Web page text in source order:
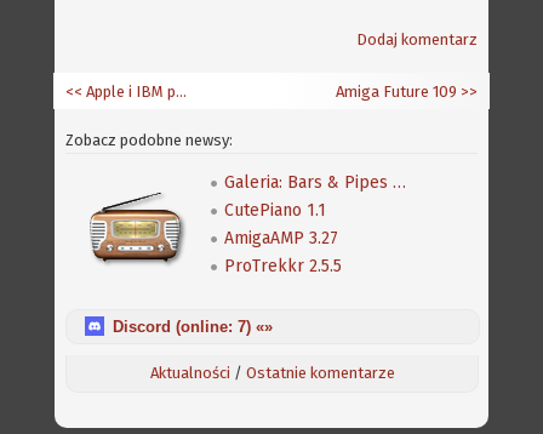
Dodaj komentarz
Amiga Future 109 >>
<< Apple i IBM powracają do współpracy
Zobacz podobne newsy:
Galeria: Bars & Pipes Professional
CutePiano 1.1
AmigaAMP 3.27
ProTrekkr 2.5.5
Discord (online: 7) «»
Aktualności / Ostatnie komentarze